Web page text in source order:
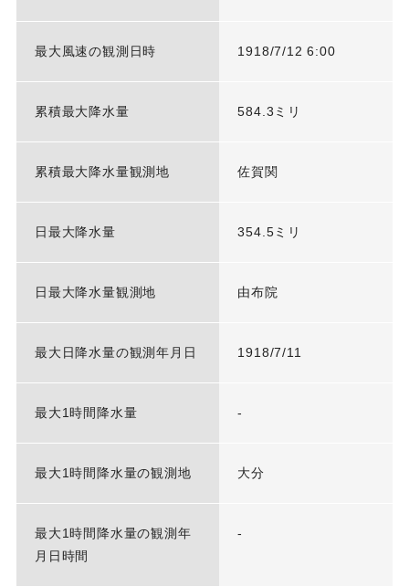
最大風速の観測日時 1918/7/12 6:00
累積最大降水量 584.3ミリ
累積最大降水量観測地 佐賀関
日最大降水量 354.5ミリ
日最大降水量観測地 由布院
最大日降水量の観測年月日 1918/7/11
最大1時間降水量 -
最大1時間降水量の観測地 大分
最大1時間降水量の観測年
月日時間
-